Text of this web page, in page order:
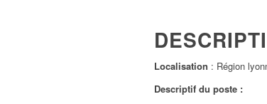
Localisation : Région
Descriptif du poste :